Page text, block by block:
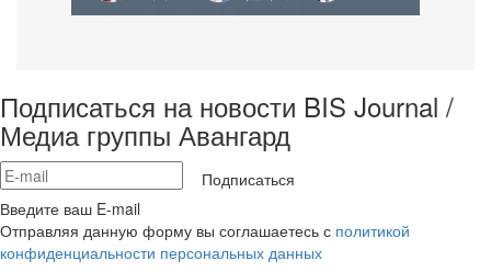
Подписаться на новости BIS Journal /
Медиа группы Авангард
Подписаться
Введите ваш E-mail
Отправляя данную форму вы соглашаетесь с политикой
конфиденциальности персональных данных